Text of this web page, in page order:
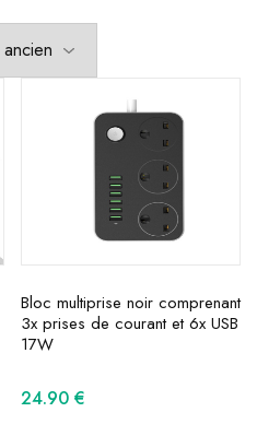
Bloc multiprise noir comprenant
3x prises de courant et 6x USB
17W
24.90 €